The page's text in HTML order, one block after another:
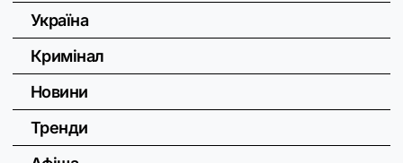
Україна
Кримінал
Новини
Тренди